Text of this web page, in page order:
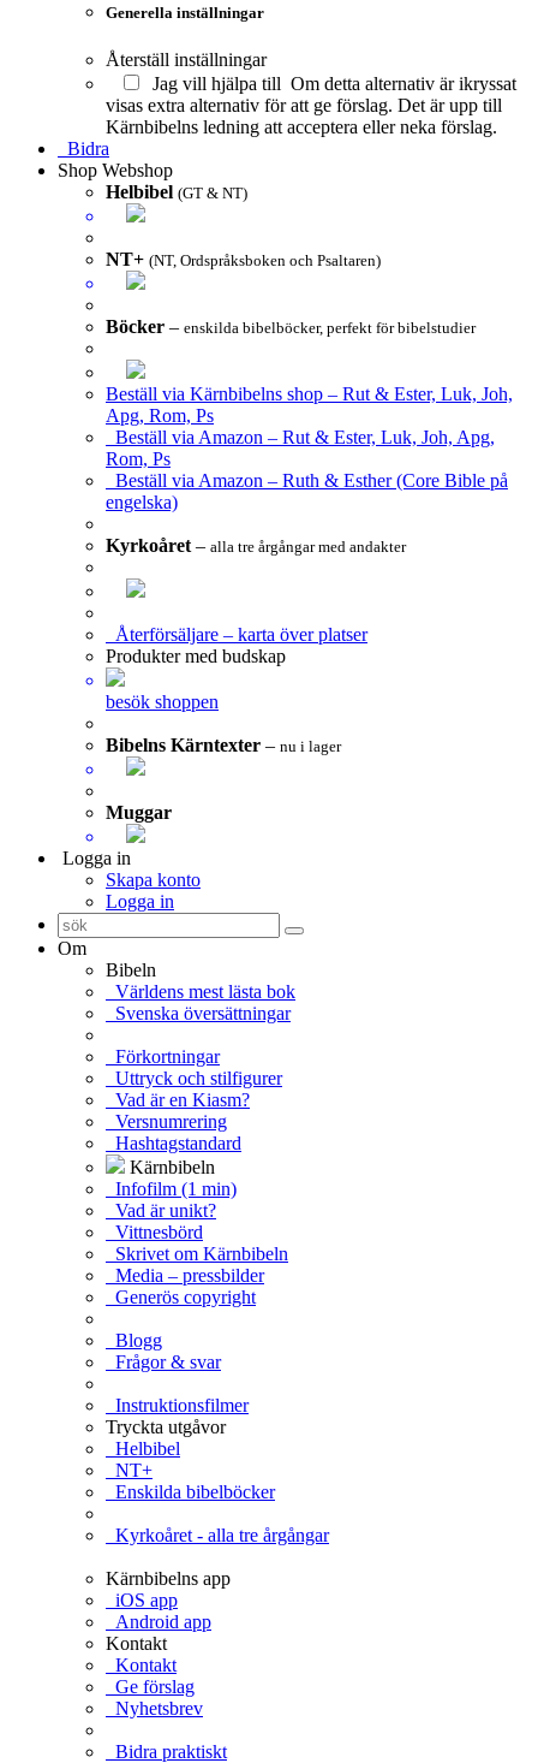
Generella inställningar
Återställ inställningar
Jag vill hjälpa till Om detta alternativ är ikryssat
visas extra alternativ för att ge förslag. Det är upp till
Kärnbibelns ledning att acceptera eller neka förslag.
Bidra
Shop Webshop
Helbibel (GT & NT)
NT+ (NT, Ordspråksboken och Psaltaren)
Böcker – enskilda bibelböcker, perfekt för bibelstudier
Beställ via Kärnbibelns shop – Rut & Ester, Luk, Joh,
Apg, Rom, Ps
Beställ via Amazon – Rut & Ester, Luk, Joh, Apg,
Rom, Ps
Beställ via Amazon – Ruth & Esther (Core Bible på
engelska)
Kyrkoåret – alla tre årgångar med andakter
Återförsäljare – karta över platser
Produkter med budskap
besök shoppen
Bibelns Kärntexter – nu i lager
Muggar
Logga in
Skapa konto
Logga in
Om
Bibeln
Världens mest lästa bok
Svenska översättningar
Förkortningar
Uttryck och stilfigurer
Vad är en Kiasm?
Versnumrering
Hashtagstandard
Kärnbibeln
Infofilm (1 min)
Vad är unikt?
Vittnesbörd
Skrivet om Kärnbibeln
Media – pressbilder
Generös copyright
Blogg
Frågor & svar
Instruktionsfilmer
Tryckta utgåvor
Helbibel
NT+
Enskilda bibelböcker
Kyrkoåret - alla tre årgångar
Kärnbibelns app
iOS app
Android app
Kontakt
Kontakt
Ge förslag
Nyhetsbrev
Bidra praktiskt